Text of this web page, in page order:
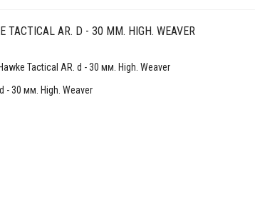
AR. D - 30 ММ. HIGH. WEAVER